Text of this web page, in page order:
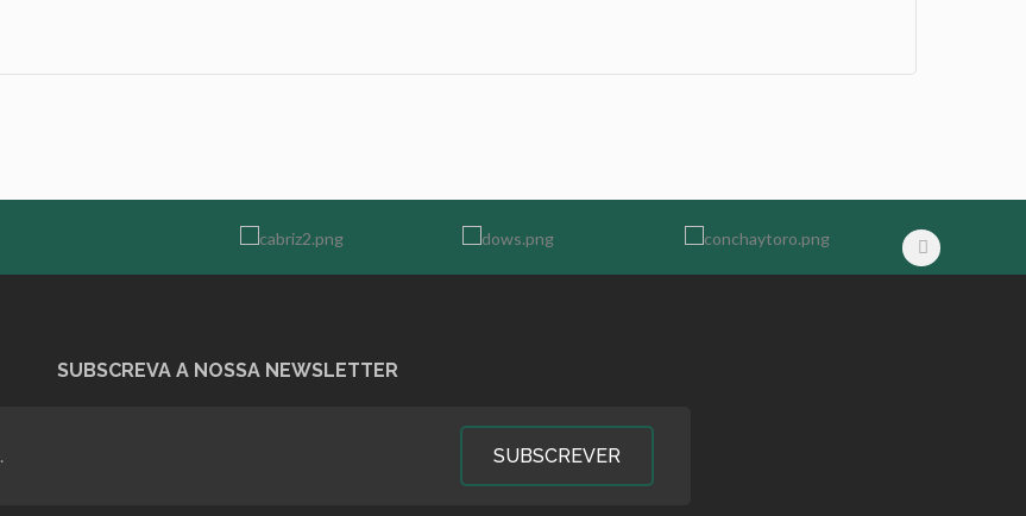
SUBSCREVA A NOSSA NEWSLETTER
SUBSCREVER